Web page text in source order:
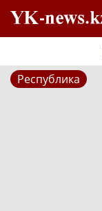
Республика